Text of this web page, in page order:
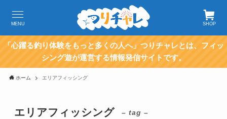
SHOP
MENU
「心躍る釣り体験をもっと多くの人へ」つりチャレとは、フィッ
シング遊が運営する情報発信サイトです。
ホーム エリアフィッシング
エリアフィッシング – tag –